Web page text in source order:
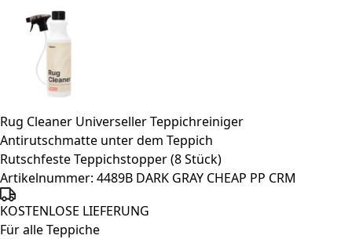
Meliert
Blumen
Menge
Rug Cleaner Universeller Teppichreiniger
Antirutschmatte unter dem Teppich
Rutschfeste Teppichstopper (8 Stück)
Artikelnummer: 4489B DARK GRAY CHEAP PP CRM
KOSTENLOSE LIEFERUNG
Für alle Teppiche